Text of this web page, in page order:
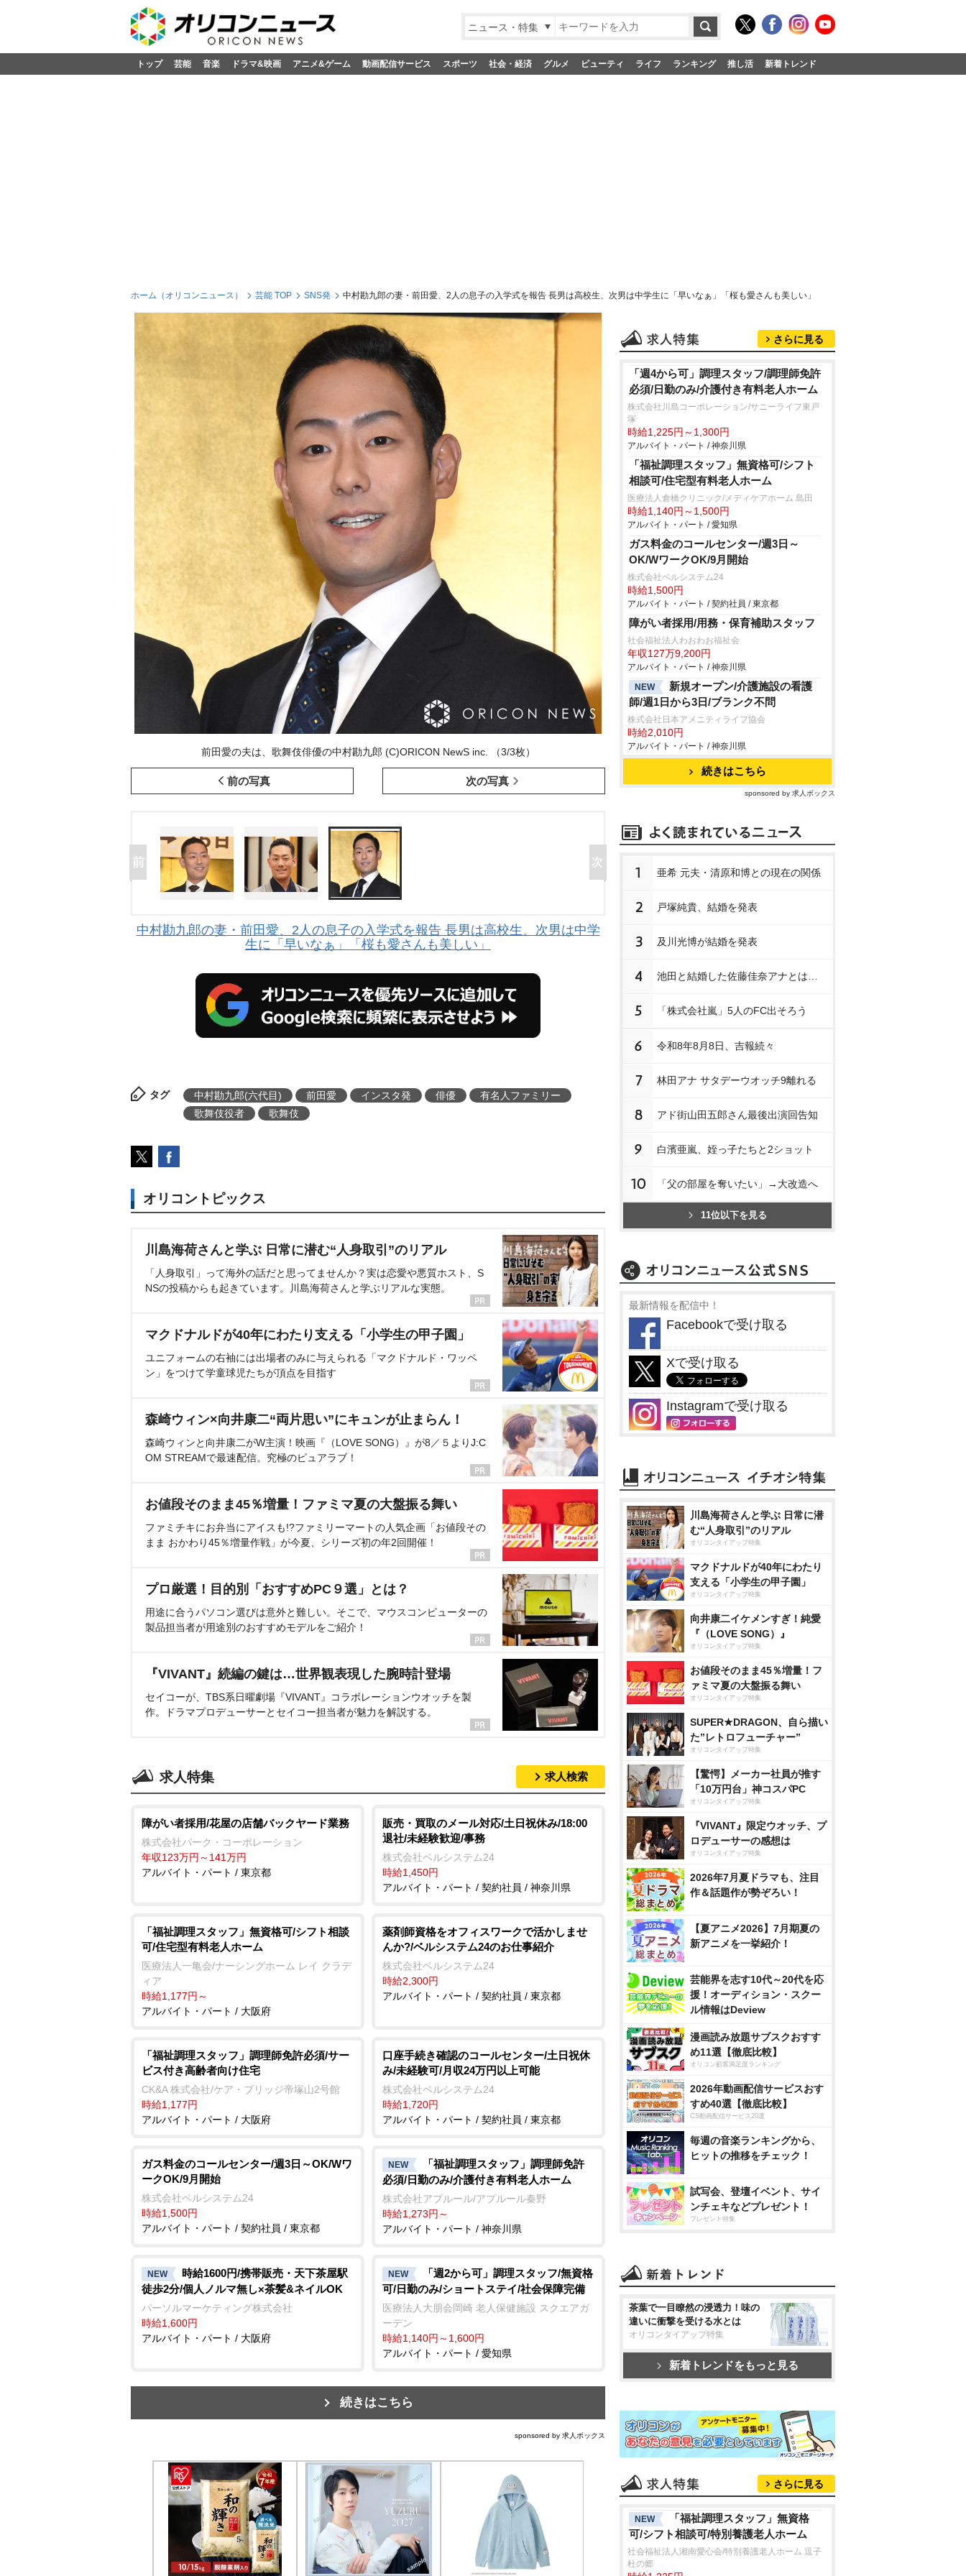
ニュース・特集
トップ 芸能 音楽 ドラマ&映画 アニメ&ゲーム 動画配信サービス スポーツ 社会・経済 グルメ ビューティ ライフ ランキング 推し活 新着トレンド
ホーム（オリコンニュース） 芸能 TOP SNS発 中村勘九郎の妻・前田愛、2人の息子の入学式を報告 長男は高校生、次男は中学生に「早いなぁ」「桜も愛さんも美しい」
前田愛の夫は、歌舞伎俳優の中村勘九郎 (C)ORICON NewS inc. （3/3枚）
前の写真 次の写真
中村勘九郎の妻・前田愛、2人の息子の入学式を報告 長男は高校生、次男は中学
生に「早いなぁ」「桜も愛さんも美しい」
タグ 中村勘九郎(六代目) 前田愛 インスタ発 俳優
有名人ファミリー
歌舞伎役者
歌舞伎
オリコントピックス
川島海荷さんと学ぶ 日常に潜む“人身取引”のリアル
「人身取引」って海外の話だと思ってませんか？実は恋愛や悪質ホスト、S
NSの投稿からも起きています。川島海荷さんと学ぶリアルな実態。
マクドナルドが40年にわたり支える「小学生の甲子園」
ユニフォームの右袖には出場者のみに与えられる「マクドナルド・ワッペ
ン」をつけて学童球児たちが頂点を目指す
森崎ウィン×向井康二“両片思い”にキュンが止まらん！
森崎ウィンと向井康二がW主演！映画『（LOVE SONG）』が8／５よりJ:C
OM STREAMで最速配信。究極のピュアラブ！
お値段そのまま45％増量！ファミマ夏の大盤振る舞い
ファミチキにお弁当にアイスも!?ファミリーマートの人気企画「お値段その
まま おかわり45％増量作戦」が今夏、シリーズ初の年2回開催！
プロ厳選！目的別「おすすめPC９選」とは？
用途に合うパソコン選びは意外と難しい。そこで、マウスコンピューターの
製品担当者が用途別のおすすめモデルをご紹介！
『VIVANT』続編の鍵は…世界観表現した腕時計登場
セイコーが、TBS系日曜劇場『VIVANT』コラボレーションウオッチを製
作。ドラマプロデューサーとセイコー担当者が魅力を解説する。
求人特集 求人検索
障がい者採用/花屋の店舗バックヤード業務
株式会社パーク・コーポレーション
年収123万円～141万円
アルバイト・パート / 東京都
販売・買取のメール対応/土日祝休み/18:00
退社/未経験歓迎/事務
株式会社ベルシステム24
時給1,450円
アルバイト・パート / 契約社員 / 神奈川県
「福祉調理スタッフ」無資格可/シフト相談
可/住宅型有料老人ホーム
医療法人一亀会/ナーシングホーム レイ クラデ
ィア
時給1,177円～
アルバイト・パート / 大阪府
薬剤師資格をオフィスワークで活かしませ
んか?/ベルシステム24のお仕事紹介
株式会社ベルシステム24
時給2,300円
アルバイト・パート / 契約社員 / 東京都
「福祉調理スタッフ」調理師免許必須/サー
ビス付き高齢者向け住宅
CK&A 株式会社/ケア・ブリッジ帝塚山2号館
時給1,177円
アルバイト・パート / 大阪府
口座手続き確認のコールセンター/土日祝休
み/未経験可/月収24万円以上可能
株式会社ベルシステム24
時給1,720円
アルバイト・パート / 契約社員 / 東京都
ガス料金のコールセンター/週3日～OK/Wワ
ークOK/9月開始
株式会社ベルシステム24
時給1,500円
アルバイト・パート / 契約社員 / 東京都
NEW
「福祉調理スタッフ」調理師免許
必須/日勤のみ/介護付き有料老人ホーム
株式会社アプルール/アプルール秦野
時給1,273円～
アルバイト・パート / 神奈川県
NEW
時給1600円/携帯販売・天下茶屋駅
徒歩2分/個人ノルマ無し×茶髪&ネイルOK
パーソルマーケティング株式会社
時給1,600円
アルバイト・パート / 大阪府
NEW
「週2から可」調理スタッフ/無資格
可/日勤のみ/ショートステイ/社会保障完備
医療法人大朋会岡崎 老人保健施設 スクエアガ
ーデン
時給1,140円～1,600円
アルバイト・パート / 愛知県
続きはこちら
sponsored by 求人ボックス
さらに見る
「週4から可」調理スタッフ/調理師免許
必須/日勤のみ/介護付き有料老人ホーム
株式会社川島コーポレーション/サニーライフ東戸
塚
時給1,225円～1,300円
アルバイト・パート / 神奈川県
「福祉調理スタッフ」無資格可/シフト
相談可/住宅型有料老人ホーム
医療法人倉橋クリニック/メディケアホーム 島田
時給1,140円～1,500円
アルバイト・パート / 愛知県
ガス料金のコールセンター/週3日～
OK/WワークOK/9月開始
株式会社ベルシステム24
時給1,500円
アルバイト・パート / 契約社員 / 東京都
障がい者採用/用務・保育補助スタッフ
社会福祉法人わおわお福祉会
年収127万9,200円
アルバイト・パート / 神奈川県
NEW
新規オープン/介護施設の看護
師/週1日から3日/ブランク不問
株式会社日本アメニティライフ協会
時給2,010円
アルバイト・パート / 神奈川県
続きはこちら
sponsored by 求人ボックス
1 亜希 元夫・清原和博との現在の関係
2 戸塚純貴、結婚を発表
3 及川光博が結婚を発表
4 池田と結婚した佐藤佳奈アナとは…
5 「株式会社嵐」5人のFC出そろう
6 令和8年8月8日、吉報続々
7 林田アナ サタデーウオッチ9離れる
8 アド街山田五郎さん最後出演回告知
9 白濱亜嵐、姪っ子たちと2ショット
10 「父の部屋を奪いたい」→大改造へ
11位以下を見る
最新情報を配信中！
Facebookで受け取る
Xで受け取る
Instagramで受け取る
川島海荷さんと学ぶ 日常に潜
む“人身取引”のリアル
オリコンタイアップ特集
マクドナルドが40年にわたり
支える「小学生の甲子園」
オリコンタイアップ特集
向井康二イケメンすぎ！純愛
『（LOVE SONG）』
オリコンタイアップ特集
お値段そのまま45％増量！フ
ァミマ夏の大盤振る舞い
オリコンタイアップ特集
SUPER★DRAGON、自ら描い
た”レトロフューチャー”
オリコンタイアップ特集
【驚愕】メーカー社員が推す
「10万円台」神コスパPC
オリコンタイアップ特集
『VIVANT』限定ウオッチ、プ
ロデューサーの感想は
オリコンタイアップ特集
2026年7月夏ドラマも、注目
作＆話題作が勢ぞろい！
【夏アニメ2026】7月期夏の
新アニメを一挙紹介！
芸能界を志す10代～20代を応
援！オーディション・スクー
ル情報はDeview
漫画読み放題サブスクおすす
め11選【徹底比較】
オリコン顧客満足度ランキング
2026年動画配信サービスおす
すめ40選【徹底比較】
CS動画配信サービス20選
毎週の音楽ランキングから、
ヒットの推移をチェック！
試写会、登壇イベント、サイ
ンチェキなどプレゼント！
プレゼント特集
茶葉で一目瞭然の浸透力！味の
違いに衝撃を受ける水とは
オリコンタイアップ特集
新着トレンドをもっと見る
さらに見る
NEW
「福祉調理スタッフ」無資格
可/シフト相談可/特別養護老人ホーム
社会福祉法人湘南愛心会/特別養護老人ホーム 逗子
杜の郷